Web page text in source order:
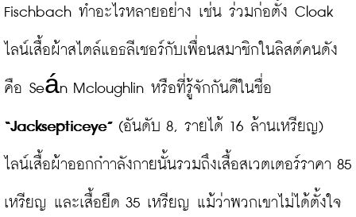
Fischbach ทำอะไรหลายอย่าง เช่น ร่วมก่อตั้ง Cloak
ไลน์เสื้อผ้าสไตล์แอธลีเชอร์กับเพื่อนสมาชิกในลิสต์คนดัง
“Jacksepticeye” (อันดับ 8, รายได้ 16 ล้านเหรียญ)
ไลน์เสื้อผ้าออกกำาลังกายนั้นรวมถึงเสื้อสเวตเตอร์ราคา 85
เหรียญ และเสื้อยืด 35 เหรียญ แม้ว่าพวกเขาไม่ได้ตั้งใจ